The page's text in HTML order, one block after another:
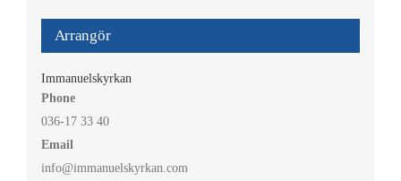
Arrangör
Immanuelskyrkan
Phone
036-17 33 40
Email
info@immanuelskyrkan.com